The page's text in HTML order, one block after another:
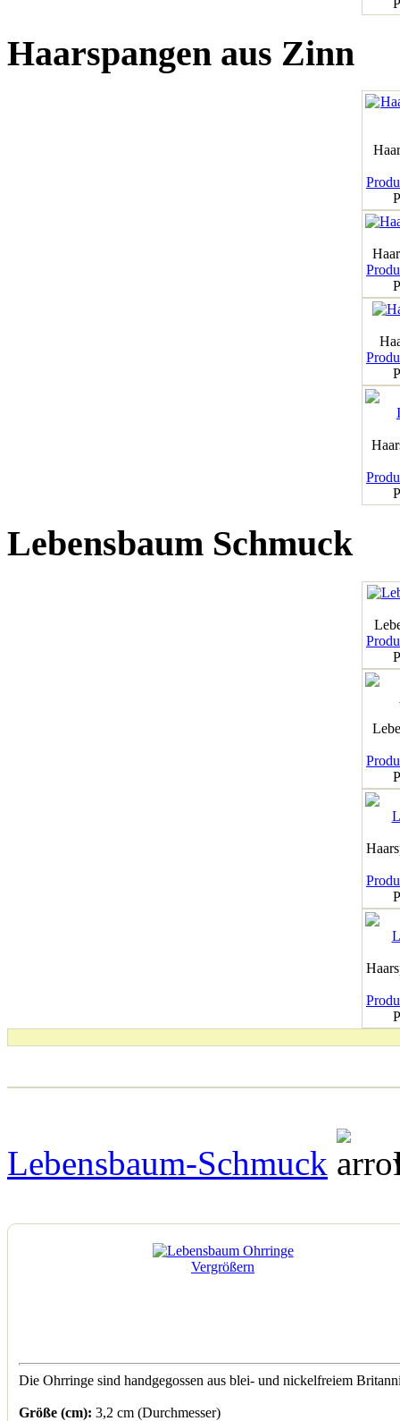
Haarspangen aus Zinn
Lebensbaum Schmuck
Lebensbaum-Schmuck
Vergrößern
Die Ohrringe sind handgegossen aus blei- und nickelfreiem
Größe (cm): 3,2 cm (Durchmesser)